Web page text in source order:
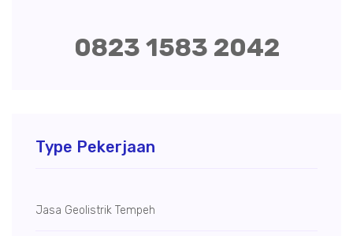
0823 1583 2042
Type Pekerjaan
Jasa Geolistrik Tempeh